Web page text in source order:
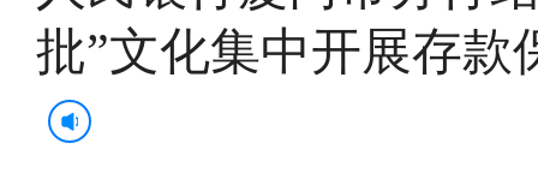
批”文化集中开展存款